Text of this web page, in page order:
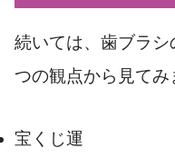
続いては、歯ブラ
つの観点から見てみ
宝くじ運